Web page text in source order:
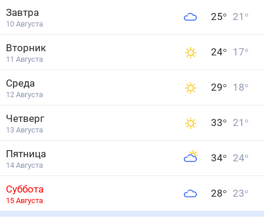
Завтра
10 Августа
25° 21 °
Вторник
11 Августа
24° 17°
Среда
12 Августа
29° 18°
Четверг
13 Августа
33° 21 °
Пятница
14 Августа
34° 24°
Суббота
15 Августа
28° 23°